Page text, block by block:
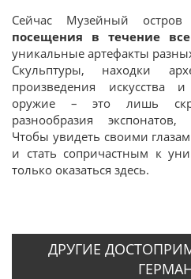
Сейчас Музейный
посещения в течение
уникальные артефакты
Скульптуры, находки
произведения искусства
оружие – это лишь
разнообразия
Чтобы увидеть своими
и стать сопричастным к
только оказаться здесь.
ДРУГИЕ